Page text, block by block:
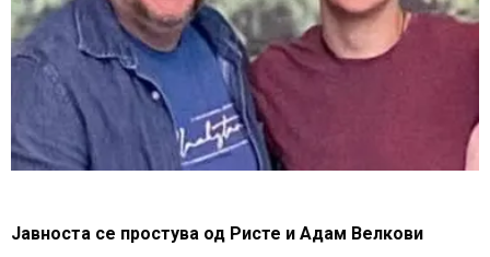
Јавноста се простува од Ристе и Адам Велкови